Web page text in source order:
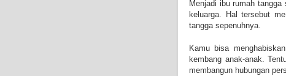
Menjadi ibu rumah
keluarga. Hal tersebut
tangga sepenuhnya.
Kamu bisa
kembang anak-anak.
membangun hubungan